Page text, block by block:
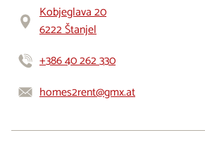
Kobjeglava 20
6222 Štanjel
+386 40 262 330
homes2rent@gmx.at